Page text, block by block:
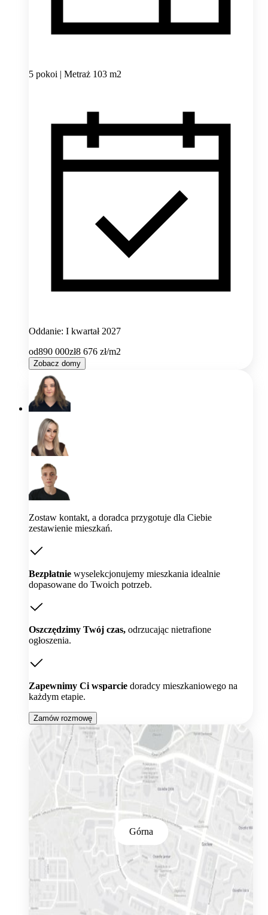
5 pokoi | Metraż 103 m2
Oddanie: I kwartał 2027
od890 000zł8 676 zł/m2
Zobacz domy
Zostaw kontakt, a doradca przygotuje dla Ciebie
zestawienie mieszkań.
Bezpłatnie wyselekcjonujemy mieszkania idealnie
dopasowane do Twoich potrzeb.
Oszczędzimy Twój czas, odrzucając nietrafione
ogłoszenia.
Zapewnimy Ci wsparcie doradcy mieszkaniowego na
każdym etapie.
Zamów rozmowę
Górna